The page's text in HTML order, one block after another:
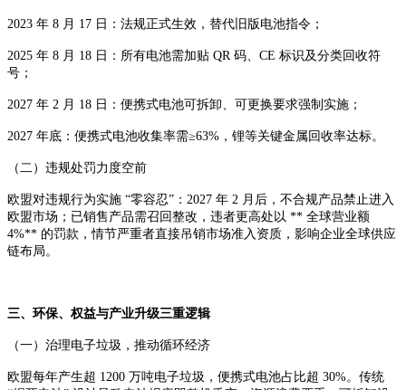
2023 年 8 月 17 日：法规正式生效，替代旧版电池指令；
2025 年 8 月 18 日：所有电池需加贴 QR 码、CE 标识及分类回收符
号；
2027 年 2 月 18 日：便携式电池可拆卸、可更换要求强制实施；
2027 年底：便携式电池收集率需≥63%，锂等关键金属回收率达标。
（二）违规处罚力度空前
欧盟对违规行为实施 “零容忍”：2027 年 2 月后，不合规产品禁止进入
欧盟市场；已销售产品需召回整改，违者更高处以 ** 全球营业额
4%** 的罚款，情节严重者直接吊销市场准入资质，影响企业全球供应
链布局。
三、环保、权益与产业升级三重逻辑
（一）治理电子垃圾，推动循环经济
欧盟每年产生超 1200 万吨电子垃圾，便携式电池占比超 30%。传统